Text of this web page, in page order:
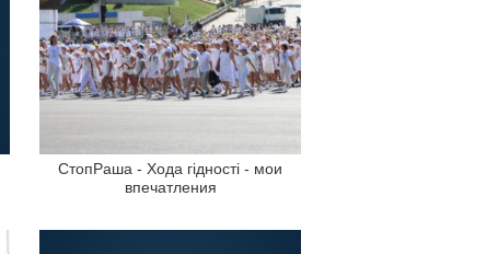
СтопРаша - Хода гідності - мои
впечатления